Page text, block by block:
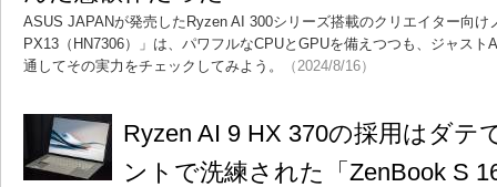
ASUS JAPANが発売したRyzen AI 300シリーズ搭載のクリエイター向け
PX13（HN7306）」は、パワフルなCPUとGPUを備えつつも、ジャス
通してその実力をチェックしてみよう。
（2024/8/16）
Ryzen AI 9 HX 370の採用はダ
ントで洗練された「ZenBook S